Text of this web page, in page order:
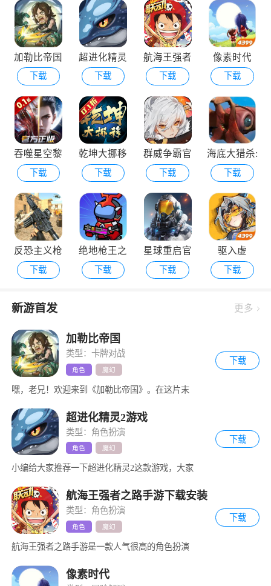
加勒比帝国
下载
超进化精灵
2游戏
下载
航海王强者
之路手游下
载安装
下载
像素时代
下载
吞噬星空黎
明游戏
下载
乾坤大挪移
2026最新版
下载
群威争霸官
网最新版
下载
海底大猎杀:
亚特兰蒂斯
下载
反恐主义枪
战射击
下载
绝地枪王之
战
下载
星球重启官
方下载安装
下载
驱入虚
空-2.1版本
下载
新游首发 更多
加勒比帝国
类型：卡牌对战
角色 魔幻
下载
嘿，老兄！欢迎来到《加勒比帝国》。在这片末
超进化精灵2游戏
类型：角色扮演
角色 魔幻
下载
小编给大家推荐一下超进化精灵2这款游戏，大家
航海王强者之路手游下载安装
类型：角色扮演
角色 魔幻
下载
航海王强者之路手游是一款人气很高的角色扮演
像素时代